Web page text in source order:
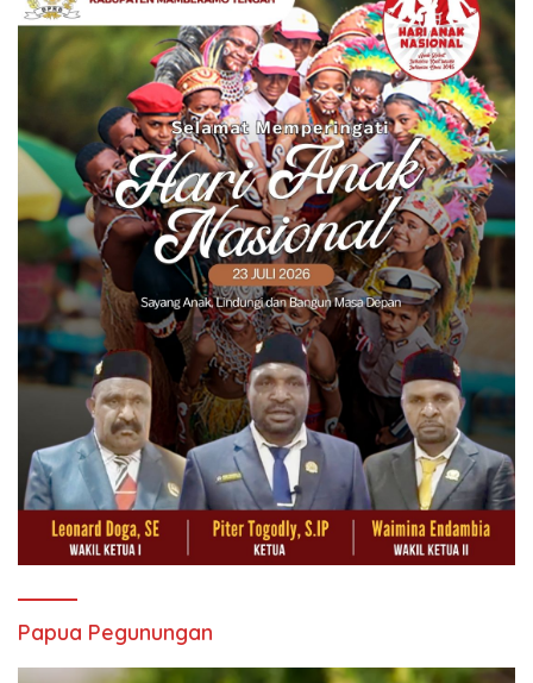
Papua Pegunungan